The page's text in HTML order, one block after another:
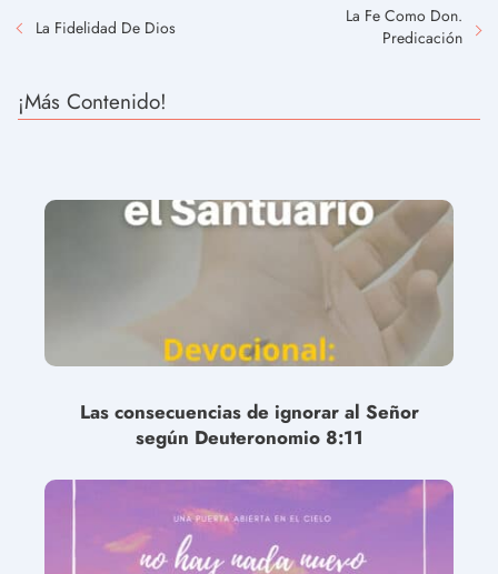
La Fidelidad De Dios
La Fe Como Don.
Predicación
¡Más Contenido!
Las consecuencias de ignorar al Señor
según Deuteronomio 8:11